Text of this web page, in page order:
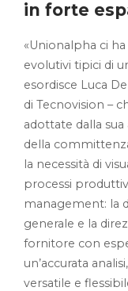
in forte
«Unionalpha ci
evolutivi tipici di
esordisce Luca
di Tecnovision –
adottate dalla sua
della
la necessità di
processi
management: la
generale e la
fornitore con
un’accurata
versatile e